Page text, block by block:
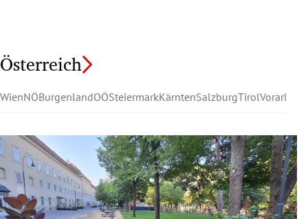
Österreich
WienNÖBurgenlandOÖSteiermarkKärntenSalzburgTirolVorarlberg